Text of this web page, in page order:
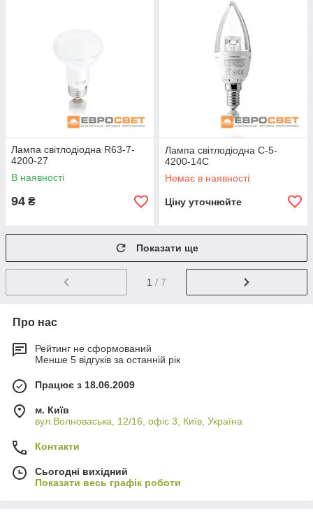
Лампа світлодіодна R63-7-
4200-27
В наявності
94 ₴
Лампа світлодіодна С-5-
4200-14С
Немає в наявності
Ціну уточнюйте
Показати ще
1 / 7
Про нас
Рейтинг не сформований
Менше 5 відгуків за останній рік
Працює з 18.06.2009
м. Київ
вул.Волноваська, 12/16, офіс 3, Київ, Україна
Контакти
Сьогодні вихідний
Показати весь графік роботи